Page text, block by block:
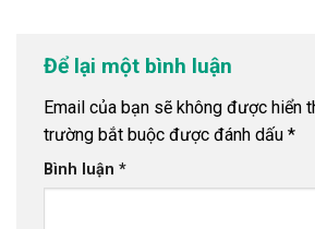
Để lại một bình luận
Email của bạn sẽ không được hiển
trường bắt buộc được đánh dấu *
Bình luận *